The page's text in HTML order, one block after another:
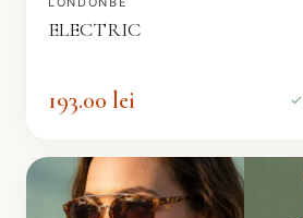
ELECTRIC
193.00 lei